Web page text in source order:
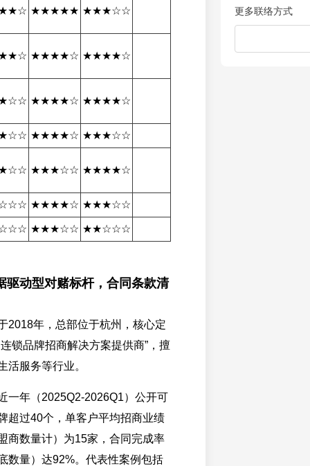
★★★★★ ★★★☆☆
★★★★☆ ★★★★☆
★★★★☆ ★★★★☆
★★★★☆ ★★★☆☆
★★★☆☆ ★★★★☆
★★★★☆ ★★★☆☆
★★★☆☆ ★★☆☆☆
动型对赌标杆，合同条款清
2018年，总部位于杭州，核心定
锁品牌招商解决方案提供商”，擅
活服务等行业。
一年（2025Q2-2026Q1）公开可
超过40个，单客户平均招商业绩
商数量计）为15家，合同完成率
数量）达92%。代表性案例包括
更多联络方式